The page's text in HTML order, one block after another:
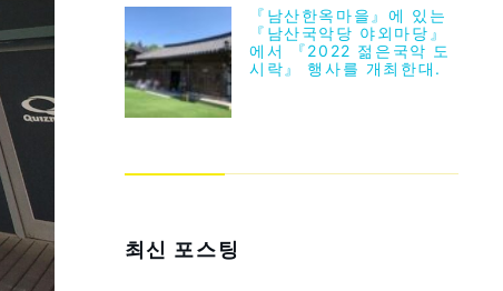
『남산한옥마을』에 있는
『남산국악당 야외마당』
에서 『2022 젊은국악 도
시락』 행사를 개최한대.
최신 포스팅